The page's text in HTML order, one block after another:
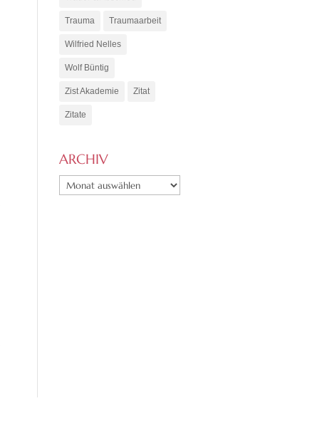
Trauma Traumaarbeit
Wilfried Nelles
Wolf Büntig
Zist Akademie Zitat
Zitate
ARCHIV
ARCHIV